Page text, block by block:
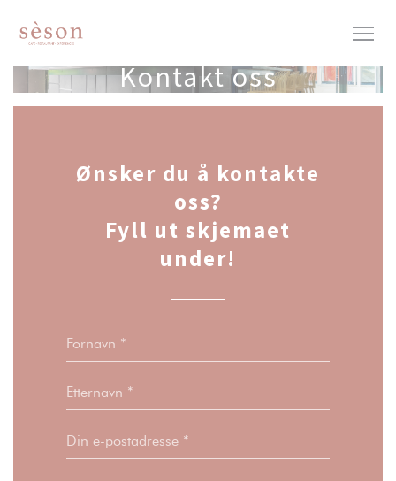
Kontakt oss
Ønsker du å kontakte
oss?
Fyll ut skjemaet
under!